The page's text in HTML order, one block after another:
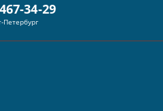
34-29
Петербург